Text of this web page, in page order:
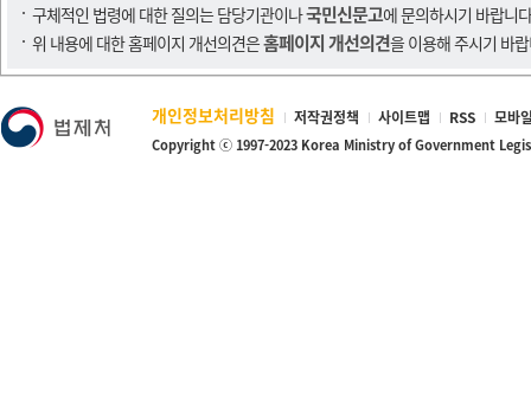
구체적인 법령에 대한 질의는 담당기관이나국민신문고에 문의하시기 바랍니
위 내용에 대한 홈페이지 개선의견은홈페이지 개선의견을 이용해 주시기 바
개인정보처리방침 저작권정책 사이트맵 RSS 모바
Copyright ⓒ 1997-2023 Korea Ministry of Government